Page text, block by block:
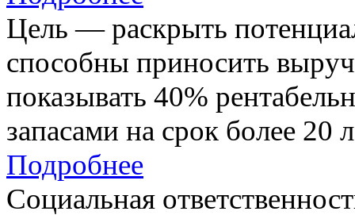
Цель — раскрыть
способны приносить
показывать 40%
запасами на срок более 20
Подробнее
Социальная